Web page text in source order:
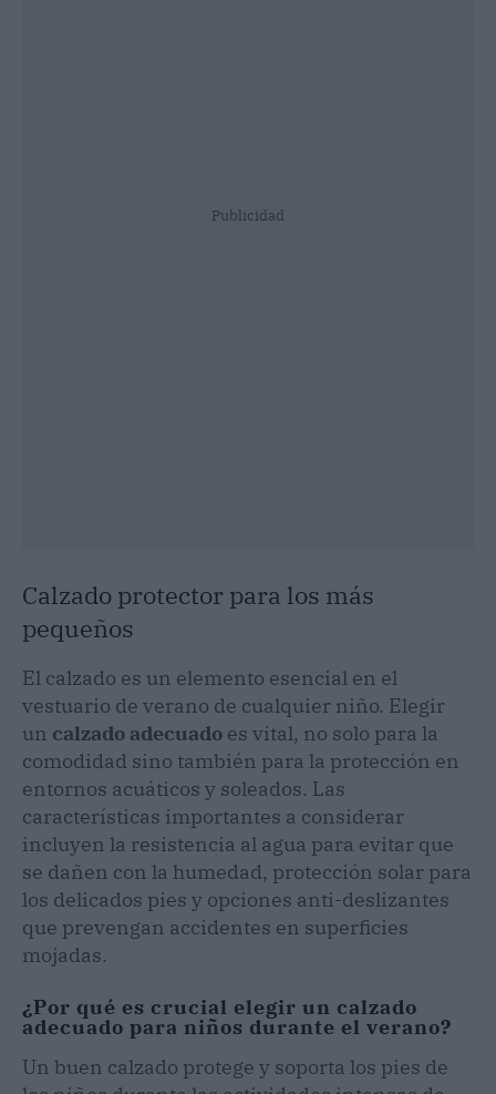
Publicidad
Calzado protector para los más
pequeños
El calzado es un elemento esencial en el
vestuario de verano de cualquier niño. Elegir
un calzado adecuado es vital, no solo para la
comodidad sino también para la protección en
entornos acuáticos y soleados. Las
características importantes a considerar
incluyen la resistencia al agua para evitar que
se dañen con la humedad, protección solar para
los delicados pies y opciones anti-deslizantes
que prevengan accidentes en superficies
mojadas.
¿Por qué es crucial elegir un calzado
adecuado para niños durante el verano?
Un buen calzado protege y soporta los pies de